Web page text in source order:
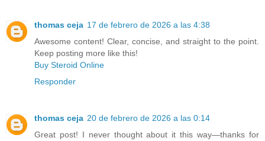
thomas ceja 17 de febrero de 2026 a las 4:38
Awesome content! Clear, concise, and straight to the point.
Keep posting more like this!
Buy Steroid Online
Responder
thomas ceja 20 de febrero de 2026 a las 0:14
Great post! I never thought about it this way—thanks for